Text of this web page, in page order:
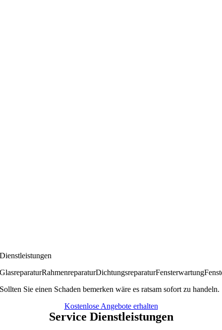
Dienstleistungen
GlasreparaturRahmenreparaturDichtungsreparaturFensterwartung
Sollten Sie einen Schaden bemerken wäre es ratsam sofort zu handeln.
Kostenlose Angebote erhalten
Service Dienstleistungen